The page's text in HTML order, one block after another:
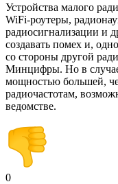
Устройства малого
WiFi-роутеры,
радиосигнализации и
создавать помех и,
со стороны другой
Минцифры. Но в случае
мощностью большей,
радиочастотам,
ведомстве.
0